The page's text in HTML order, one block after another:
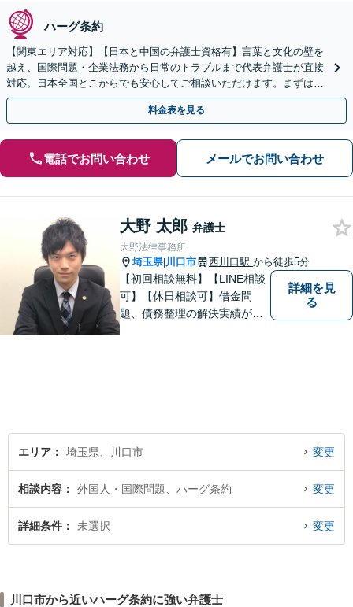
ハーグ条約
【関東エリア対応】【日本と中国の弁護士資格有】言葉と文化の壁を
越え、国際問題・企業法務から日常のトラブルまで代表弁護士が直接
対応。日本全国どこからでも安心してご相談いただけます。まずは一
歩を踏み出してみませんか。【初回相談無料】
料金表を見る
電話でお問い合わせ メールでお問い合わせ
大野 太郎 弁護士
大野法律事務所
埼玉県|川口市 西川口駅 から徒歩5分
【初回相談無料】【LINE相談
可】【休日相談可】借金問
題、債務整理の解決実績が豊
詳細を見
る
エリア 埼玉県、川口市 変更
相談内容 外国人・国際問題、ハーグ条約 変更
詳細条件 未選択 変更
川口市から近いハーグ条約に強い弁護士